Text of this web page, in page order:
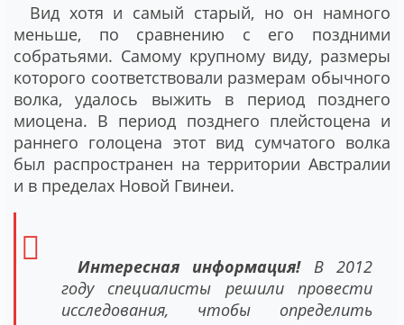
Вид хотя и самый старый, но он намного
меньше, по сравнению с его поздними
собратьями. Самому крупному виду, размеры
которого соответствовали размерам обычного
волка, удалось выжить в период позднего
миоцена. В период позднего плейстоцена и
раннего голоцена этот вид сумчатого волка
был распространен на территории Австралии
и в пределах Новой Гвинеи.
Интересная информация!В 2012
году специалисты решили провести
исследования, чтобы определить